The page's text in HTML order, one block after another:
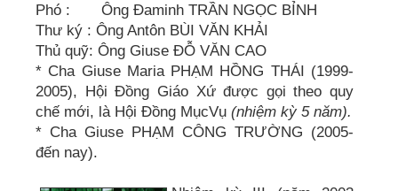
Phó : Ông Đaminh TRẦN NGỌC BỈNH
Thư ký : Ông Antôn BÙI VĂN KHẢI
Thủ quỹ: Ông Giuse ĐỖ VĂN CAO
* Cha Giuse Maria PHẠM HỒNG THÁI (1999-
2005), Hội Đồng Giáo Xứ được gọi theo quy
chế mới, là Hội Đồng MụcVụ (nhiệm kỳ 5 năm).
* Cha Giuse PHẠM CÔNG TRƯỜNG (2005-
đến nay).